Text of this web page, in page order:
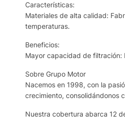
Características:
Materiales de alta calidad:
temperaturas.
Beneficios:
Mayor capacidad de filtración:
Sobre Grupo Motor
Nacemos en 1998, con la
crecimiento, consolidándonos
Nuestra cobertura abarca 12